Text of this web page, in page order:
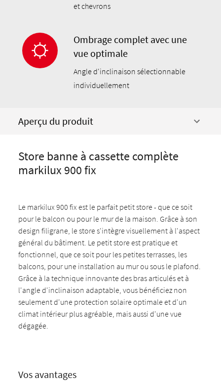
et chevrons
Ombrage complet avec une
vue optimale
Angle d'inclinaison sélectionnable
individuellement
Aperçu du produit
Store banne à cassette complète
markilux 900 fix
Le markilux 900 fix est le parfait petit store - que ce soit
pour le balcon ou pour le mur de la maison. Grâce à son
design filigrane, le store s'intègre visuellement à l'aspect
général du bâtiment. Le petit store est pratique et
fonctionnel, que ce soit pour les petites terrasses, les
balcons, pour une installation au mur ou sous le plafond.
Grâce à la technique innovante des bras articulés et à
l'angle d'inclinaison adaptable, vous bénéficiez non
seulement d'une protection solaire optimale et d'un
climat intérieur plus agréable, mais aussi d'une vue
dégagée.
Vos avantages